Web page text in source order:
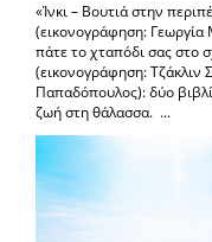
«Ίνκι – Βουτιά στην
(εικονογράφηση:
πάτε το χταπόδι σας στο
(εικονογράφηση: Τζάκλιν
Παπαδόπουλος): δύο
ζωή στη θάλασσα. ...